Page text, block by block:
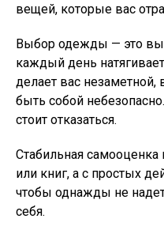
вещей, которые вас
Выбор одежды — это
каждый день
делает вас
быть собой
стоит отказаться.
Стабильная самооценка
или книг, а с простых
чтобы однажды не
себя.